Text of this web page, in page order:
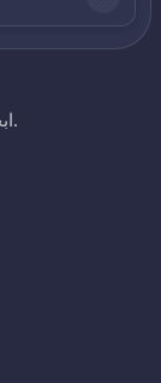
ابحث وراقب وعالج بيانات الاعتماد المخترقة في ثوانٍ.